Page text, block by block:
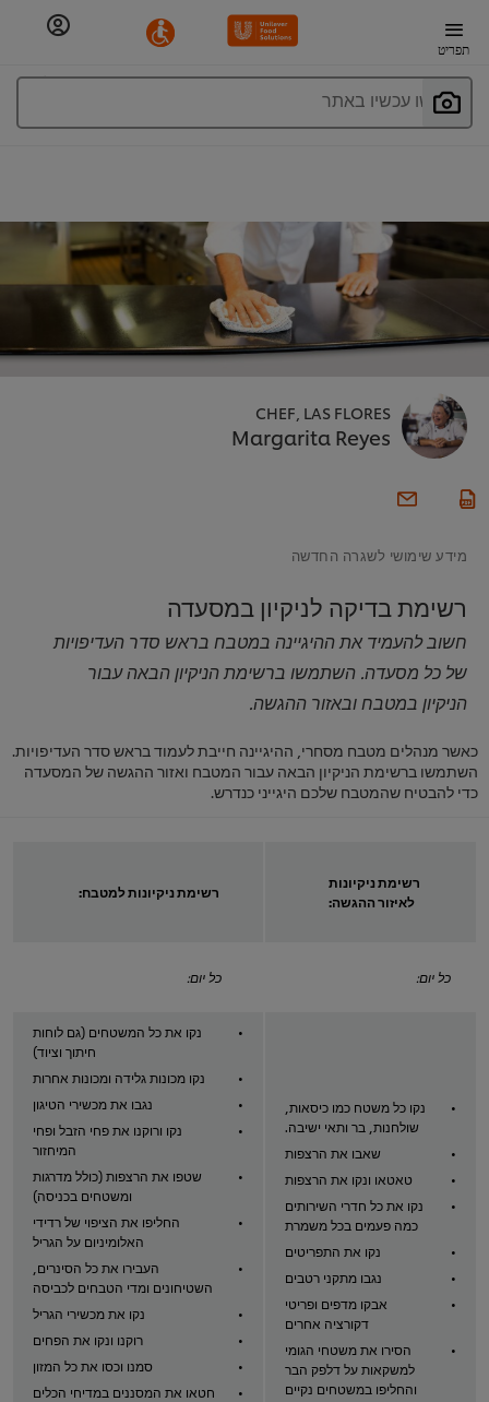
תפריט
חפשו עכשיו באתר
CHEF, LAS FLORES
Margarita Reyes
מידע שימושי לשגרה החדשה
רשימת בדיקה לניקיון במסעדה
חשוב להעמיד את ההיגיינה במטבח בראש סדר העדיפויות
של כל מסעדה. השתמשו ברשימת הניקיון הבאה עבור
הניקיון במטבח ובאזור ההגשה.
כאשר מנהלים מטבח מסחרי, ההיגיינה חייבת לעמוד בראש סדר העדיפויות.
השתמשו ברשימת הניקיון הבאה עבור המטבח ואזור ההגשה של המסעדה
כדי להבטיח שהמטבח שלכם היגייני כנדרש.
רשימת ניקיונות
לאיזור ההגשה:
רשימת ניקיונות למטבח:
כל יום: כל יום:
נקו כל משטח כמו כיסאות,
שולחנות, בר ותאי ישיבה.
שאבו את הרצפות
טאטאו ונקו את הרצפות
נקו את כל חדרי השירותים
כמה פעמים בכל משמרת
נקו את התפריטים
נגבו מתקני רטבים
אבקו מדפים ופריטי
דקורציה אחרים
הסירו את משטחי הגומי
למשקאות על דלפק הבר
והחליפו במשטחים נקיים
נקו את כל המשטחים (גם לוחות
חיתוך וציוד)
נקו מכונות גלידה ומכונות אחרות
נגבו את מכשירי הטיגון
נקו ורוקנו את פחי הזבל ופחי
המיחזור
שטפו את הרצפות (כולל מדרגות
ומשטחים בכניסה)
החליפו את הציפוי של רדידי
האלומיניום על הגריל
העבירו את כל הסינרים,
השטיחונים ומדי הטבחים לכביסה
נקו את מכשירי הגריל
רוקנו ונקו את הפחים
סמנו וכסו את כל המזון
חטאו את המסננים במדיחי הכלים